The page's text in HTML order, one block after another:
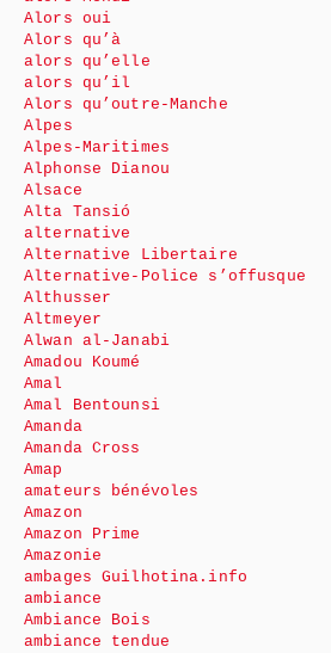
Alors oui
Alors qu’à
alors qu’elle
alors qu’il
Alors qu’outre-Manche
Alpes
Alpes-Maritimes
Alphonse Dianou
Alsace
Alta Tansió
alternative
Alternative Libertaire
Alternative-Police s’offusque
Althusser
Altmeyer
Alwan al-Janabi
Amadou Koumé
Amal
Amal Bentounsi
Amanda
Amanda Cross
Amap
amateurs bénévoles
Amazon
Amazon Prime
Amazonie
ambages Guilhotina.info
ambiance
Ambiance Bois
ambiance tendue